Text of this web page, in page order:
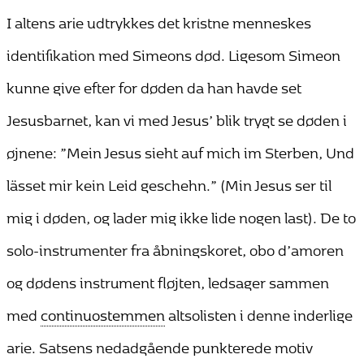
I altens arie udtrykkes det kristne menneskes
identifikation med Simeons død. Ligesom Simeon
kunne give efter for døden da han havde set
Jesusbarnet, kan vi med Jesus’ blik trygt se døden i
øjnene: ”Mein Jesus sieht auf mich im Sterben, Und
lässet mir kein Leid geschehn.” (Min Jesus ser til
mig i døden, og lader mig ikke lide nogen last). De to
solo-instrumenter fra åbningskoret, obo d’amoren
og dødens instrument fløjten, ledsager sammen
medcontinuostemmenaltsolisten i denne inderlige
arie. Satsens nedadgående punkterede motiv